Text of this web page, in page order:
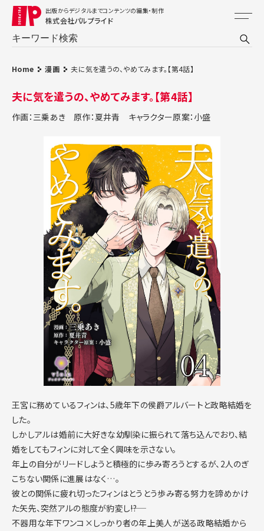
出版からデジタルまでコンテンツの編集・制作
株式会社パルプライド
Home 漫画 夫に気を遣うの、やめてみます。【第4話】
夫に気を遣うの、やめてみます。【第4話】
作画：三乗あき 原作：夏井青 キャラクター原案：小盛
王宮に務めているフィンは、5歳年下の侯爵アルバートと政略結婚を
した。
しかしアルは婚前に大好きな幼馴染に振られて落ち込んでおり、結
婚をしてもフィンに対して全く興味を示さない。
年上の自分がリードしようと積極的に歩み寄ろうとするが、2人のぎ
こちない関係に進展はなく…。
彼との関係に疲れ切ったフィンはとうとう歩み寄る努力を諦めかけ
た矢先、突然アルの態度が豹変し――!?
不器用な年下ワンコ×しっかり者の年上美人が送る政略結婚から